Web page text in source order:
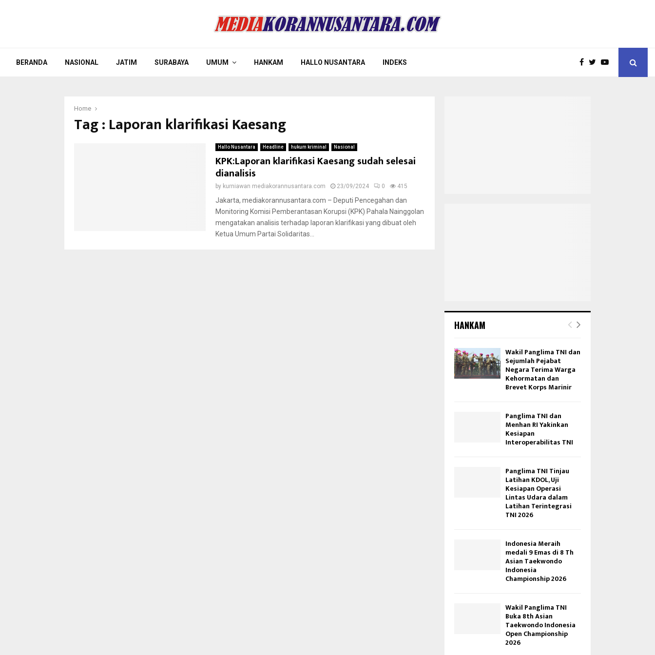
BERANDA NASIONAL JATIM SURABAYA UMUM HANKAM HALLO NUSANTARA INDEKS
Home
Tag : Laporan klarifikasi Kaesang
Hallo Nusantara Headline hukum kriminal Nasional
KPK:Laporan klarifikasi Kaesang sudah selesai
dianalisis
by kurniawan mediakorannusantara.com 23/09/2024 0 415
Jakarta, mediakorannusantara.com – Deputi Pencegahan dan
Monitoring Komisi Pemberantasan Korupsi (KPK) Pahala Nainggolan
mengatakan analisis terhadap laporan klarifikasi yang dibuat oleh
Ketua Umum Partai Solidaritas...
HANKAM
Wakil Panglima TNI dan
Sejumlah Pejabat
Negara Terima Warga
Kehormatan dan
Brevet Korps Marinir
Panglima TNI dan
Menhan RI Yakinkan
Kesiapan
Interoperabilitas TNI
Panglima TNI Tinjau
Latihan KDOL, Uji
Kesiapan Operasi
Lintas Udara dalam
Latihan Terintegrasi
TNI 2026
Indonesia Meraih
medali 9 Emas di 8 Th
Asian Taekwondo
Indonesia
Championship 2026
Wakil Panglima TNI
Buka 8th Asian
Taekwondo Indonesia
Open Championship
2026